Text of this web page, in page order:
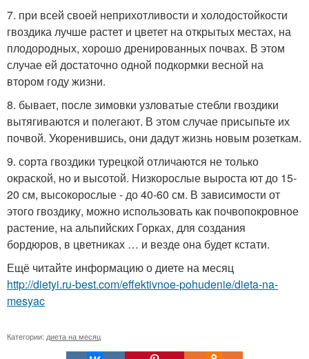
7. при всей своей неприхотливости и холодостойкости
гвоздика лучше растет и цветет на открытых местах, на
плодородных, хорошо дренированных почвах. В этом
случае ей достаточно одной подкормки весной на
втором году жизни.
8. бывает, после зимовки узловатые стебли гвоздики
вытягиваются и полегают. В этом случае присыпьте их
почвой. Укоренившись, они дадут жизнь новым розеткам.
9. сорта гвоздики турецкой отличаются не только
окраской, но и высотой. Низкорослые выроста ют до 15-
20 см, высокорослые - до 40-60 см. В зависимости от
этого гвоздику, можно использовать как почвопокровное
растение, на альпийских Горках, для создания
бордюров, в цветниках … и везде она будет кстати.
Ещё читайте информацию о диете на месяц
http://dietyi.ru-best.com/effektivnoe-pohudenie/dieta-na-
mesyac
Категории: диета на месяц